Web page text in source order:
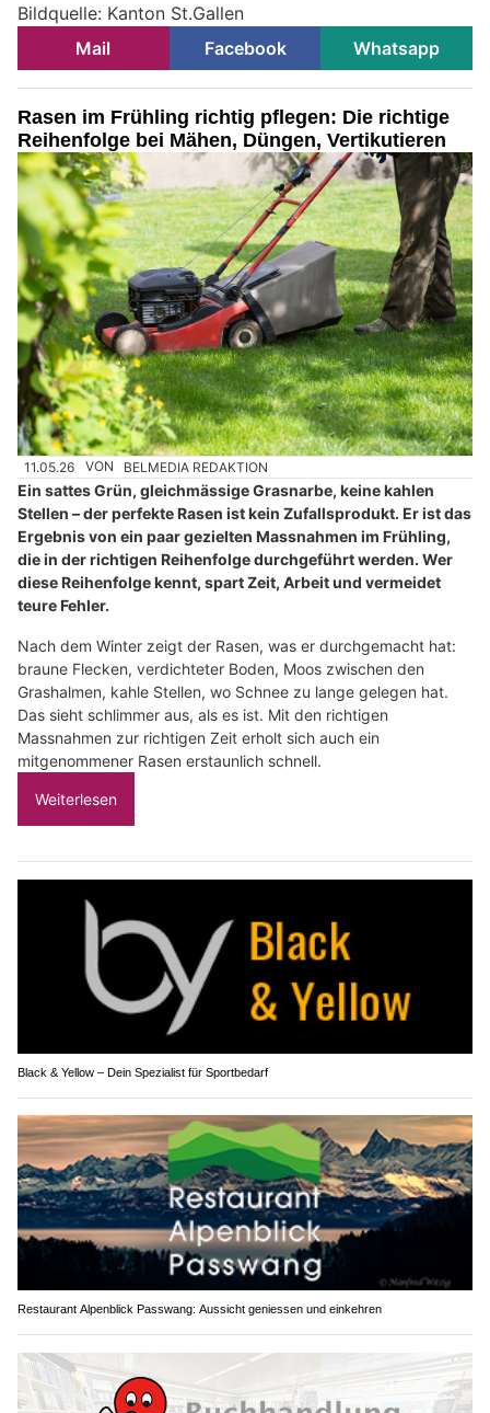
Bildquelle: Kanton St.Gallen
Mail
Facebook Whatsapp
Rasen im Frühling richtig pflegen: Die richtige
Reihenfolge bei Mähen, Düngen, Vertikutieren
11.05.26 VON BELMEDIA REDAKTION
Ein sattes Grün, gleichmässige Grasnarbe, keine kahlen
Stellen – der perfekte Rasen ist kein Zufallsprodukt. Er ist das
Ergebnis von ein paar gezielten Massnahmen im Frühling,
die in der richtigen Reihenfolge durchgeführt werden. Wer
diese Reihenfolge kennt, spart Zeit, Arbeit und vermeidet
teure Fehler.
Nach dem Winter zeigt der Rasen, was er durchgemacht hat:
braune Flecken, verdichteter Boden, Moos zwischen den
Grashalmen, kahle Stellen, wo Schnee zu lange gelegen hat.
Das sieht schlimmer aus, als es ist. Mit den richtigen
Massnahmen zur richtigen Zeit erholt sich auch ein
mitgenommener Rasen erstaunlich schnell.
Weiterlesen
Black & Yellow – Dein Spezialist für Sportbedarf
Restaurant Alpenblick Passwang: Aussicht geniessen und einkehren